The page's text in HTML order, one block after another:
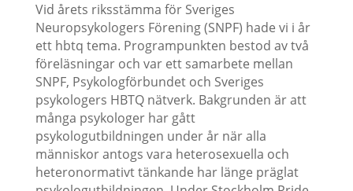
Vid årets riksstämma för Sveriges
Neuropsykologers Förening (SNPF) hade vi i år
ett hbtq tema. Programpunkten bestod av två
föreläsningar och var ett samarbete mellan
SNPF, Psykologförbundet och Sveriges
psykologers HBTQ nätverk. Bakgrunden är att
många psykologer har gått
psykologutbildningen under år när alla
människor antogs vara heterosexuella och
heteronormativt tänkande har länge präglat